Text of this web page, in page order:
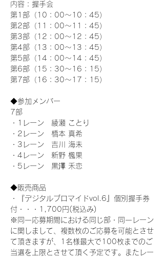
内容：握手会
第1部（10：00～10：45）
第2部（11：00～11：45）
第3部（12：00～12：45）
第4部（13：00～13：45）
第5部（14：00～14：45）
第6部（15：30～16：15）
第7部（16：30～17：15）
◆参加メンバー
7部
・1レーン　綾瀬 ことり
・2レーン　橋本 真希
・3レーン　吉川 海未
・4レーン　新野 楓果
・5レーン　黒澤 禾恋
◆販売商品
・『デジタルブロマイドvol.6』個別握手券
付・・・1,700円(税込み)
※同一応募期間における同じ部・同一レーン
に関しまして、複数枚のご応募を可能とさせ
て頂きますが、1名様最大で100枚までのご
当選を上限とさせて頂く予定です。またレー